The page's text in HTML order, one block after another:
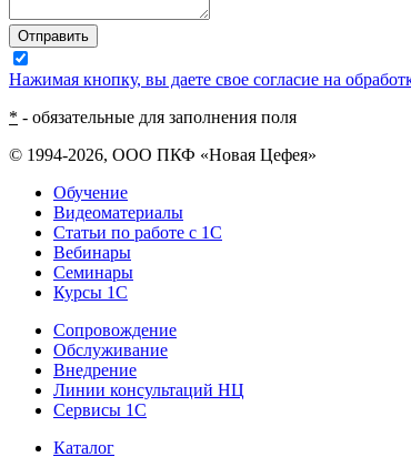
Отправить
Нажимая кнопку, вы даете свое согласие на
* - обязательные для заполнения поля
© 1994-2026, ООО ПКФ «Новая Цефея»
Обучение
Видеоматериалы
Статьи по работе с 1С
Вебинары
Семинары
Курсы 1С
Сопровождение
Обслуживание
Внедрение
Линии консультаций НЦ
Сервисы 1С
Каталог